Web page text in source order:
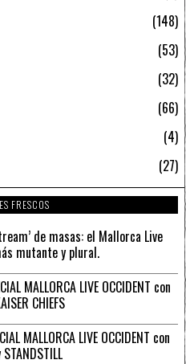
148
53
32
66
4
27
FRESCOS
de masas: el Mallorca Live
mutante y plural.
MALLORCA LIVE OCCIDENT con
CHIEFS
MALLORCA LIVE OCCIDENT con